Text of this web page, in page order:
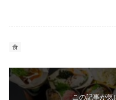
食
この記事が気